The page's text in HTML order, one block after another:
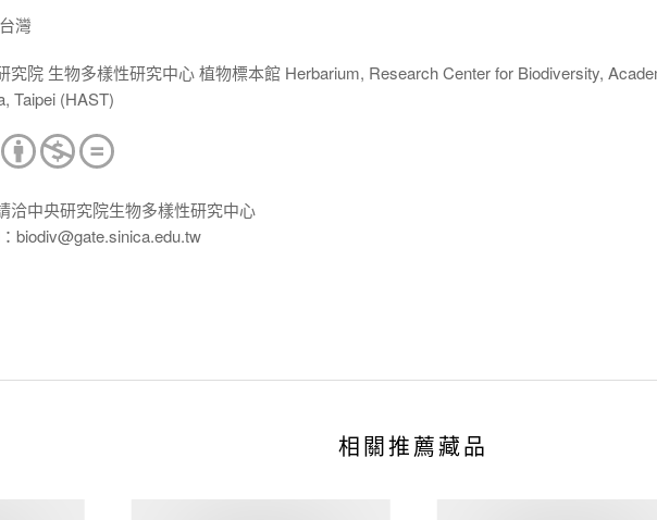
灣
究院 生物多樣性研究中心 植物標本館 Herbarium, Research Center for Biodiversity,
Taipei (HAST)
洽中央研究院生物多樣性研究中心
biodiv@gate.sinica.edu.tw
相關推薦藏品